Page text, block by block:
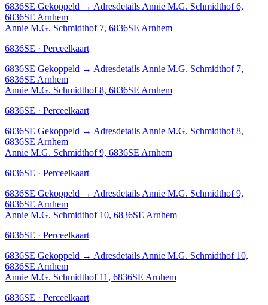
6836SE Gekoppeld → Adresdetails Annie M.G. Schmidthof 6,
6836SE Arnhem
Annie M.G. Schmidthof 7, 6836SE Arnhem
6836SE · Perceelkaart
6836SE Gekoppeld → Adresdetails Annie M.G. Schmidthof 7,
6836SE Arnhem
Annie M.G. Schmidthof 8, 6836SE Arnhem
6836SE · Perceelkaart
6836SE Gekoppeld → Adresdetails Annie M.G. Schmidthof 8,
6836SE Arnhem
Annie M.G. Schmidthof 9, 6836SE Arnhem
6836SE · Perceelkaart
6836SE Gekoppeld → Adresdetails Annie M.G. Schmidthof 9,
6836SE Arnhem
Annie M.G. Schmidthof 10, 6836SE Arnhem
6836SE · Perceelkaart
6836SE Gekoppeld → Adresdetails Annie M.G. Schmidthof 10,
6836SE Arnhem
Annie M.G. Schmidthof 11, 6836SE Arnhem
6836SE · Perceelkaart